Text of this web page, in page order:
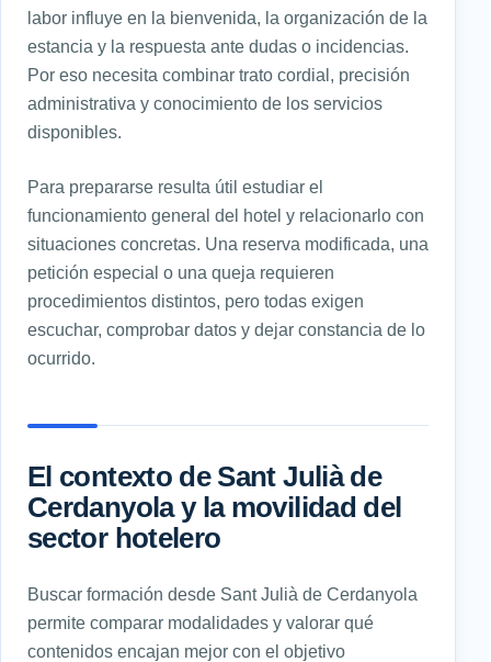
labor influye en la bienvenida, la organización de la
estancia y la respuesta ante dudas o incidencias.
Por eso necesita combinar trato cordial, precisión
administrativa y conocimiento de los servicios
disponibles.
Para prepararse resulta útil estudiar el
funcionamiento general del hotel y relacionarlo con
situaciones concretas. Una reserva modificada, una
petición especial o una queja requieren
procedimientos distintos, pero todas exigen
escuchar, comprobar datos y dejar constancia de lo
ocurrido.
El contexto de Sant Julià de
Cerdanyola y la movilidad del
sector hotelero
Buscar formación desde Sant Julià de Cerdanyola
permite comparar modalidades y valorar qué
contenidos encajan mejor con el objetivo